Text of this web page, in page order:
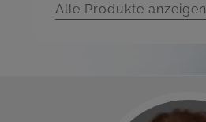
Alle Produkte anzeigen